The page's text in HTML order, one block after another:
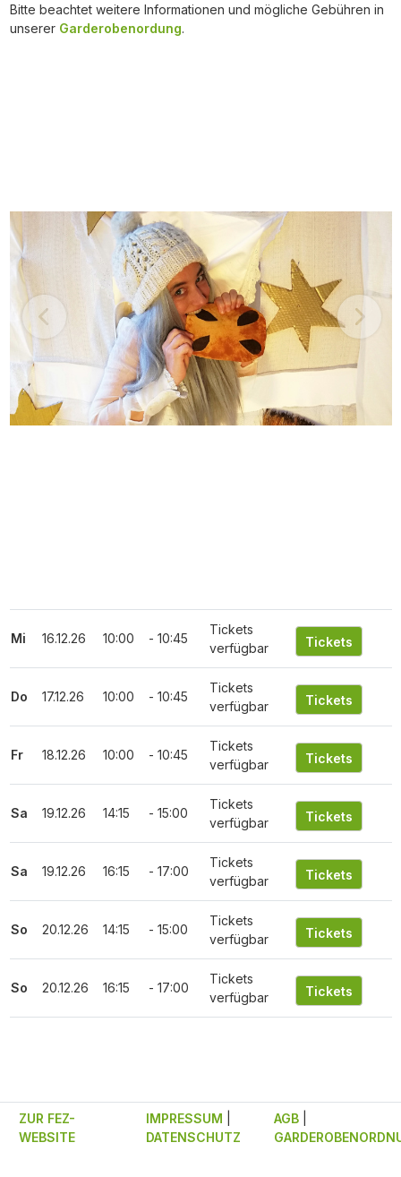
Bitte beachtet weitere Informationen und mögliche Gebühren in
unserer Garderobenordung.
Mi 16.12.26 10:00 - 10:45
Tickets
verfügbar
Do 17.12.26 10:00 - 10:45
Tickets
verfügbar
Fr 18.12.26 10:00 - 10:45
Tickets
verfügbar
Sa 19.12.26 14:15 - 15:00
Tickets
verfügbar
Sa 19.12.26 16:15 - 17:00
Tickets
verfügbar
So 20.12.26 14:15 - 15:00
Tickets
verfügbar
So 20.12.26 16:15 - 17:00
Tickets
verfügbar
ZUR FEZ-
WEBSITE
IMPRESSUM
DATENSCHUTZ
AGB|